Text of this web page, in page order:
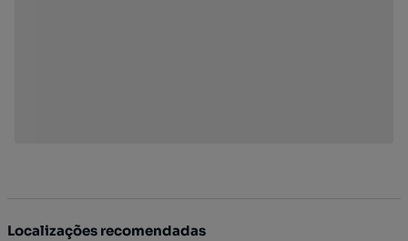
Localizações recomendadas